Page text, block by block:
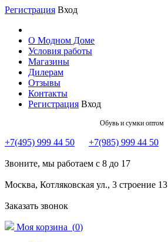
Регистрация Вход
О Модном Доме
Условия работы
Магазины
Дилерам
Отзывы
Контакты
Регистрация Вход
Обувь и сумки оптом
+7(495) 999 44 50 +7(985) 999 44 50
Звоните, мы работаем с 8 до 17
Москва, Котляковская ул., 3 строение 13
Заказать звонок
Моя корзина (0)